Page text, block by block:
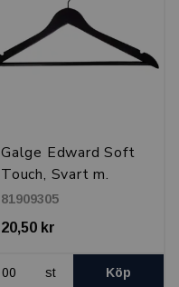
Galge Edward Soft
Touch, Svart m.
svart krok
81909305
20,50 kr
st Köp